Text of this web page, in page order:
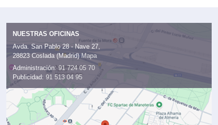
NUESTRAS OFICINAS
Avda. San Pablo 28 - Nave 27,
28823 Coslada (Madrid)Mapa
Administración:91 724 05 70
Publicidad: